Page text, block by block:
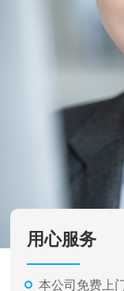
用心服务
本公司免费上